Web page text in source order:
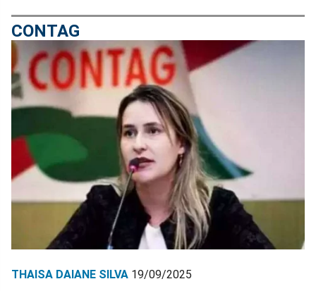
CONTAG
THAISA DAIANE SILVA 19/09/2025